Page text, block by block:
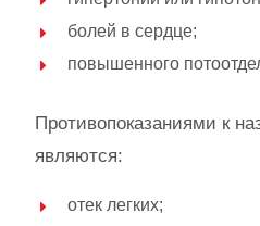
болей в сердце;
повышенного
Противопоказаниями к
являются:
отек легких;